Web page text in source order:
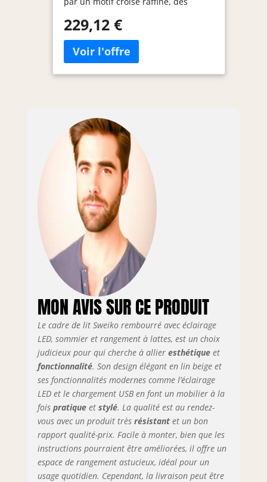
des pieds élargis qui allient
esthétique vintage et modernité. Un
lit qui devient instantanément le
point focal stylé de votre chambre.
【Tête de lit intelligente】Prises
rabattable pour ranger lunettes,
livres ou télécommandes.Bandeau
LED RGB contrôlable via application
smartphone pour créer l’ambiance
parfaite (détente, lecture ou
sommeil) 【Grand espace de
rangement caché sous le lit】Grâce
au système hydraulique silencieux,
accédez facilement à un vaste
espace de rangement sous le
sommier. Idéal pour y stocker linge
de lit, couvertures, chaussures ou
affaires de saison – tout reste
ordonné, invisible et accessible.
【Revêtement en velours haut de
gamme】Le lit est recouvert d’un
velours premium, doux au toucher,
respectueux de la peau et agréable
toute l’année. Il apporte chaleur, luxe
discret et un confort sensoriel
immédiat. 【 Structure robuste 】
Monté sur un sommier à lattes
renforcé, ce lit offre un soutien
optimal du matelas, une excellente
ventilation et une stabilité à long
terme. Conçu pour résister au
quotidien, même avec une utilisation
intensive.
229,12 €
MON AVIS SUR CE PRODUIT
Le cadre de lit Sweiko rembourré avec éclairage
LED, sommier et rangement à lattes, est un choix
judicieux pour qui cherche à allier esthétiqueet
fonctionnalité. Son design élégant en lin beige et
ses fonctionnalités modernes comme l’éclairage
LED et le chargement USB en font un mobilier à la
fois pratiqueet stylé. La qualité est au rendez-
vous avec un produit très résistantet un bon
rapport qualité-prix. Facile à monter, bien que les
instructions pourraient être améliorées, il offre un
espace de rangement astucieux, idéal pour un
usage quotidien. Cependant, la livraison peut être